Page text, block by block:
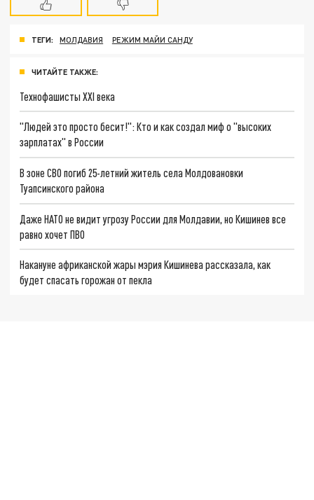
ТЕГИ: МОЛДАВИЯ РЕЖИМ МАЙИ САНДУ
ЧИТАЙТЕ ТАКЖЕ:
Технофашисты XXI века
"Людей это просто бесит!": Кто и как создал миф о "высоких
зарплатах" в России
В зоне СВО погиб 25-летний житель села Молдовановки
Туапсинского района
Даже НАТО не видит угрозу России для Молдавии, но Кишинев все
равно хочет ПВО
Накануне африканской жары мэрия Кишинева рассказала, как
будет спасать горожан от пекла